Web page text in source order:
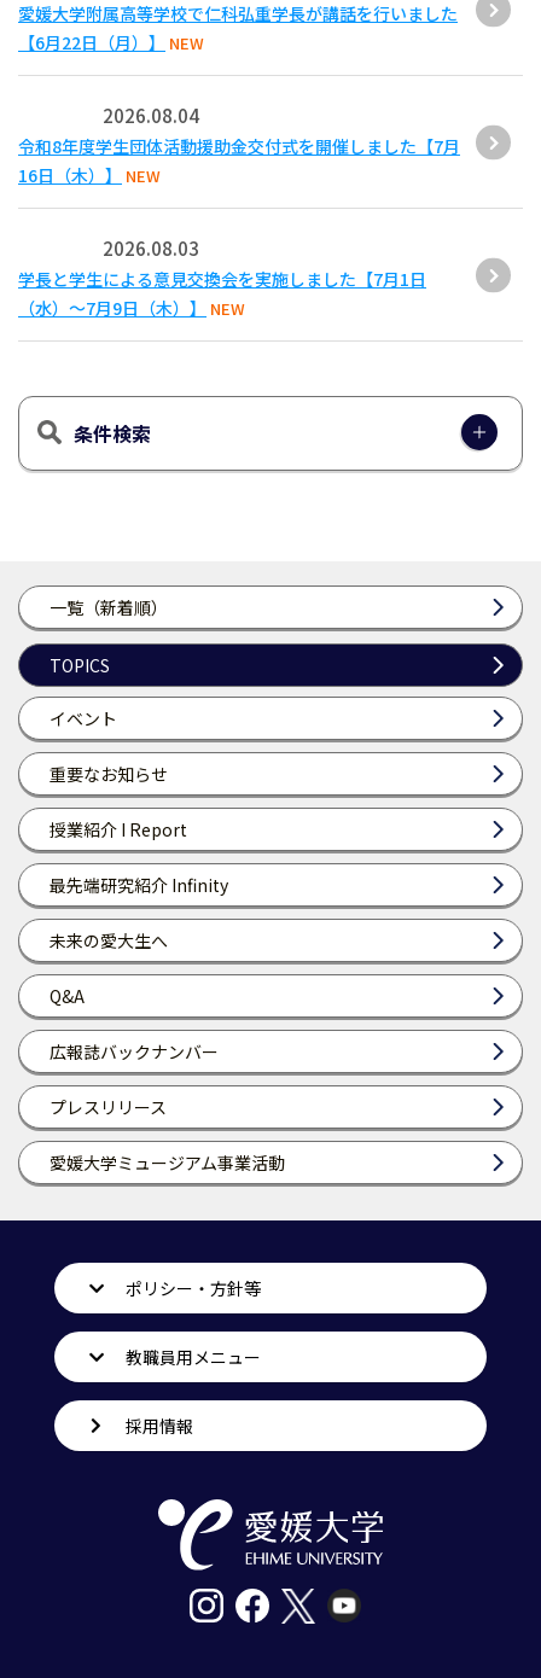
一覧（新着順）
TOPICS
イベント
重要なお知らせ
授業紹介 I Report
最先端研究紹介 Infinity
未来の愛大生へ
Q&A
広報誌バックナンバー
プレスリリース
愛媛大学ミュージアム事業活動
愛媛大学附属高等学校で仁科弘重学長が講話を行いました
【6月22日（月）】
NEW
2026.08.04
令和8年度学生団体活動援助金交付式を開催しました【7月
16日（木）】
NEW
2026.08.03
学長と学生による意見交換会を実施しました【7月1日
（水）～7月9日（木）】
NEW
条件検索
ポリシー・方針等
教職員用メニュー
採用情報